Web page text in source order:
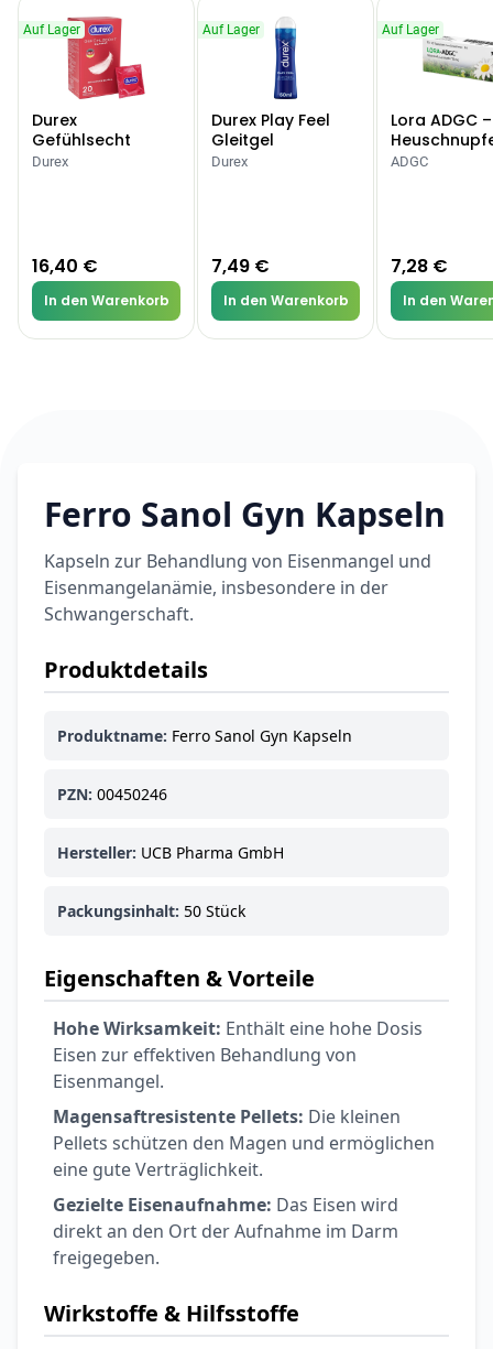
Auf Lager
Durex
Gefühlsecht
Classic Kondome
Durex
16,40 €
In den Warenkorb
Auf Lager
Durex Play Feel
Gleitgel
Durex
7,49 €
In den Warenkorb
Auf Lager
Lora ADGC
Allergien
ADGC
7,28 €
In den
Ferro Sanol Gyn Kapseln
Kapseln zur Behandlung von Eisenmangel und
Eisenmangelanämie, insbesondere in der
Schwangerschaft.
Produktdetails
Produktname: Ferro Sanol Gyn Kapseln
PZN: 00450246
Hersteller: UCB Pharma GmbH
Packungsinhalt: 50 Stück
Eigenschaften & Vorteile
Hohe Wirksamkeit: Enthält eine hohe Dosis
Eisen zur effektiven Behandlung von
Eisenmangel.
Magensaftresistente Pellets: Die kleinen
Pellets schützen den Magen und ermöglichen
eine gute Verträglichkeit.
Gezielte Eisenaufnahme: Das Eisen wird
direkt an den Ort der Aufnahme im Darm
freigegeben.
Wirkstoffe & Hilfsstoffe